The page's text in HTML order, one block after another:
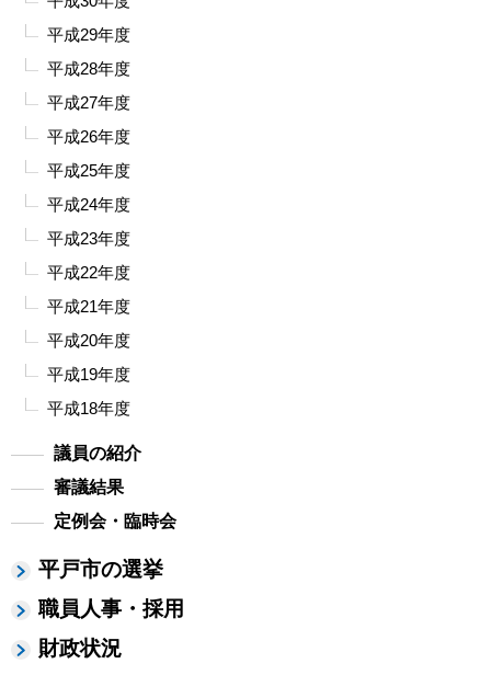
平成29年度
平成28年度
平成27年度
平成26年度
平成25年度
平成24年度
平成23年度
平成22年度
平成21年度
平成20年度
平成19年度
平成18年度
議員の紹介
審議結果
定例会・臨時会
平戸市の選挙
職員人事・採用
財政状況